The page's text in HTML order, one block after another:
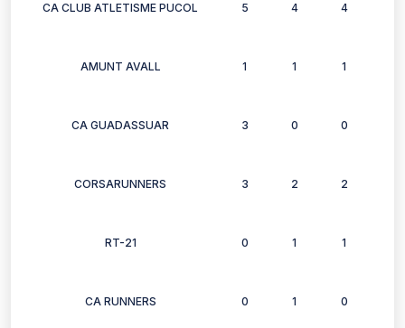
CA CLUB ATLETISME PUCOL 5 4 4
AMUNT AVALL 1 1 1
CA GUADASSUAR 3 0 0
CORSARUNNERS 3 2 2
RT-21 0 1 1
CA RUNNERS 0 1 0